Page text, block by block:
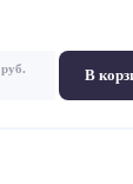
В
руб.